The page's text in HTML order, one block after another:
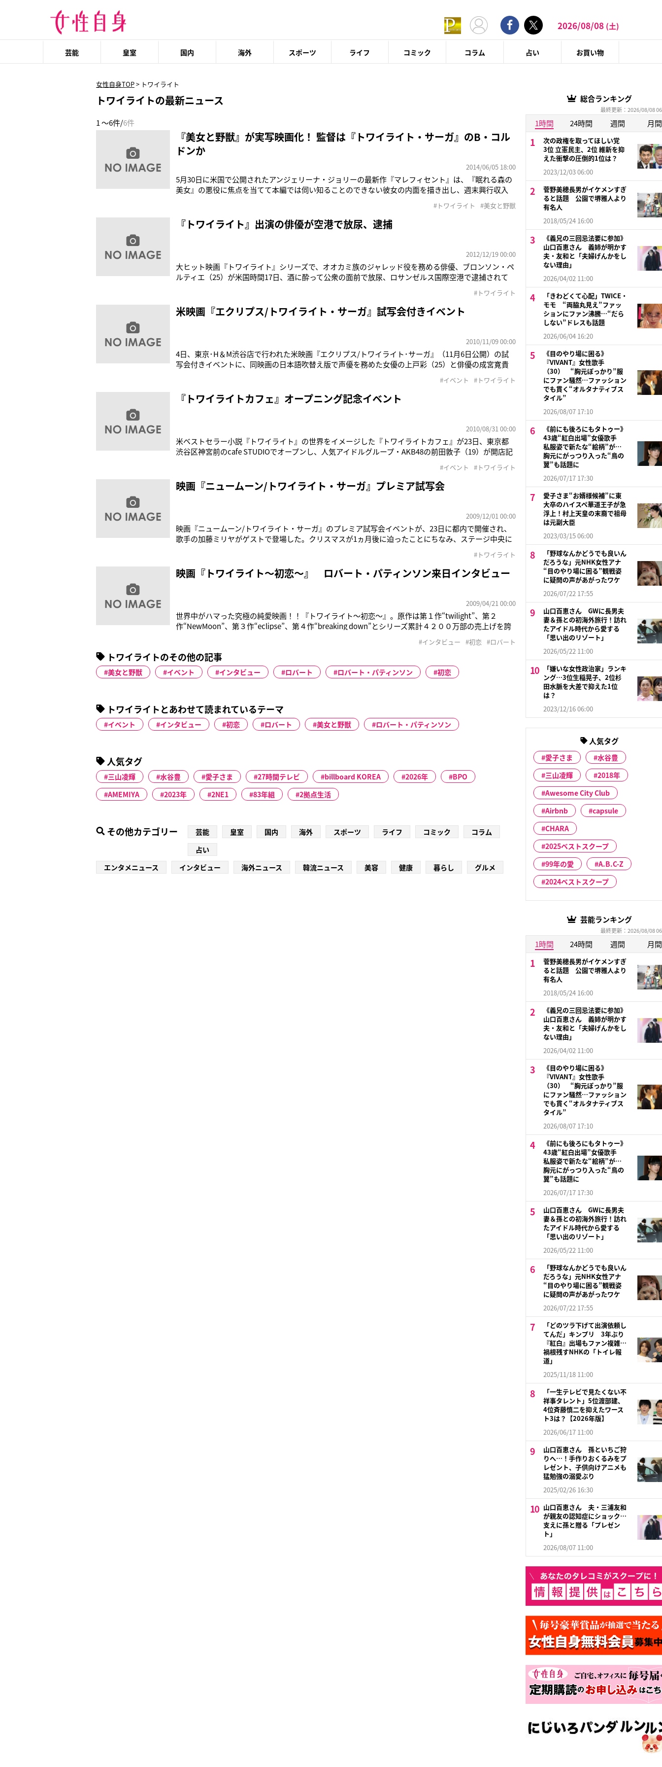
2026/08/08 (土)
芸能 皇室 国内 海外 スポーツ ライフ コミック コラム 占い お買い物
女性自身TOP> トワイライト
トワイライトの最新ニュース
1 ～6件/6件
『美女と野獣』が実写映画化！ 監督は『トワイライト・サーガ』のB・コル
ドンか
2014/06/05 18:00
5月30日に米国で公開されたアンジェリーナ・ジョリーの最新作『マレフィセント』は、『眠れる森の
美女』の悪役に焦点を当てて本編では伺い知ることのできない彼女の内面を描き出し、週末興行収入
ダーランド』や『オズ はじまりの戦い』など、ここ数年児童文学の名作を原作とした実写映画化が盛
んに行われている。2015年
#トワイライト #美女と野獣
『トワイライト』出演の俳優が空港で放尿、逮捕
2012/12/19 00:00
大ヒット映画『トワイライト』シリーズで、オオカミ族のジャレッド役を務める俳優、ブロンソン・ペ
ルティエ（25）が米国時間17日、酒に酔って公衆の面前で放尿、ロサンゼルス国際空港で逮捕されて
行動を起こしたとして警官が呼ばれ、強制的に飛行機から降ろされていた。その約2時間後、搭乗ゲー
ト付近でおしっこするペルティ
#トワイライト
米映画『エクリプス/トワイライト・サーガ』試写会付きイベント
2010/11/09 00:00
4日、東京･H＆M渋谷店で行われた米映画『エクリプス/トワイライト･サーガ』（11月6日公開）の試
写会付きイベントに、同映画の日本語吹替え版で声優を務めた女優の上戸彩（25）と俳優の成宮寛貴
アのエドワード（成宮）との禁断の愛、オオカミ男のジェイコブも加わった複雑な三角関係を描く愛
と闘いの物語。この日は、映
#イベント #トワイライト
『トワイライトカフェ』オープニング記念イベント
2010/08/31 00:00
米ベストセラー小説『トワイライト』の世界をイメージした『トワイライトカフェ』が23日、東京都
渋谷区神宮前のcafe STUDIOでオープンし、人気アイドルグループ・AKB48の前田敦子（19）が開店記
いた物語。前田自身もトワイライトの大ファンであるという。小説の表紙の写真や名場面のフレーズが
描かれた店内を見た
#イベント #トワイライト
映画『ニュームーン/トワイライト・サーガ』プレミア試写会
2009/12/01 00:00
映画『ニュームーン/トワイライト・サーガ』のプレミア試写会イベントが、23日に都内で開催され、
歌手の加藤ミリヤがゲストで登場した。クリスマスが1ヵ月後に迫ったことにちなみ、ステージ中央に
恋愛相談に答えるコーナーも設けられた。ステージに登壇した男性から、「気になる人がいます。でも
告白のタイミングがつかめなく
#トワイライト
映画『トワイライト～初恋～』 ロバート・パティンソン来日インタビュー
2009/04/21 00:00
世界中がハマった究極の純愛映画！！『トワイライト～初恋～』。原作は第１作“twilight”、第２
作“NewMoon”、第３作“eclipse”、第４作“breaking down”とシリーズ累計４２００万部の売上げを誇
品です。劇中で謎めいた美少年ヴァンパイア、エドワード・カレンを演じたのが、“２００８年ブレ
#インタビュー #初恋 #ロバート
トワイライトのその他の記事
美女と野獣 イベント インタビュー ロバート ロバート・パティンソン 初恋
トワイライトとあわせて読まれているテーマ
イベント インタビュー 初恋 ロバート 美女と野獣 ロバート・パティンソン
人気タグ
三山凌輝 水谷豊 愛子さま 27時間テレビ billboard KOREA 2026年
BPO
AMEMIYA
2023年 2NE1 83年組 2拠点生活
その他カテゴリー 芸能 皇室 国内 海外 スポーツ ライフ コミック
コラム
占い
エンタメニュース
インタビュー 海外ニュース 韓流ニュース 美容 健康 暮らし グルメ
総合ランキング
最終更新：2026/08/08
1時間 24時間 週間 月間
次の政権を取ってほしい党
3位 立憲民主、2位 維新を抑
えた衝撃の圧倒的1位は？
2023/12/03 06:00
菅野美穂長男がイケメンすぎ
ると話題 公園で堺雅人より
有名人
2018/05/24 16:00
《義兄の三回忌法要に参加》
山口百恵さん 義姉が明かす
夫・友和と「夫婦げんかをし
ない理由」
2026/04/02 11:00
「きわどくて心配」TWICE・
モモ “両脇丸見え”ファッ
ションにファン沸騰…“だら
しない”ドレスも話題
2026/06/04 16:20
《目のやり場に困る》
『VIVANT』女性歌手
（30） “胸元ぽっかり”服
にファン騒然…ファッション
でも貫く“オルタナティブス
タイル”
2026/08/07 17:10
《前にも後ろにもタトゥー》
43歳“紅白出場”女優歌手
私服姿で新たな“絵柄”が…
胸元にがっつり入った“鳥の
翼”も話題に
2026/07/17 17:30
愛子さま“お婿様候補”に東
大卒のハイスペ華道王子が急
浮上！村上天皇の末裔で祖母
は元副大臣
2023/03/15 06:00
「野球なんかどうでも良いん
だろうな」元NHK女性アナ
“目のやり場に困る”観戦姿
に疑問の声があがったワケ
2026/07/22 17:55
山口百恵さん GWに長男夫
妻＆孫との初海外旅行！訪れ
たアイドル時代から愛する
「思い出のリゾート」
2026/05/22 11:00
「嫌いな女性政治家」ランキ
ング…3位生稲晃子、2位杉
田水脈を大差で抑えた1位
は？
2023/12/16 06:00
人気タグ
愛子さま
水谷豊
三山凌輝
2018年
Awesome City Club
Airbnb
capsule
CHARA
2025ベストスクープ
99年の愛
A.B.C-Z
2024ベストスクープ
芸能ランキング
最終更新：2026/08/08
1時間 24時間 週間 月間
菅野美穂長男がイケメンすぎ
ると話題 公園で堺雅人より
有名人
2018/05/24 16:00
《義兄の三回忌法要に参加》
山口百恵さん 義姉が明かす
夫・友和と「夫婦げんかをし
ない理由」
2026/04/02 11:00
《目のやり場に困る》
『VIVANT』女性歌手
（30） “胸元ぽっかり”服
にファン騒然…ファッション
でも貫く“オルタナティブス
タイル”
2026/08/07 17:10
《前にも後ろにもタトゥー》
43歳“紅白出場”女優歌手
私服姿で新たな“絵柄”が…
胸元にがっつり入った“鳥の
翼”も話題に
2026/07/17 17:30
山口百恵さん GWに長男夫
妻＆孫との初海外旅行！訪れ
たアイドル時代から愛する
「思い出のリゾート」
2026/05/22 11:00
「野球なんかどうでも良いん
だろうな」元NHK女性アナ
“目のやり場に困る”観戦姿
に疑問の声があがったワケ
2026/07/22 17:55
「どのツラ下げて出演依頼し
てんだ」キンプリ 3年ぶり
『紅白』出場もファン複雑…
禍根残すNHKの「トイレ報
道」
2025/11/18 11:00
「一生テレビで見たくない不
祥事タレント」5位渡部建、
4位斉藤慎二を抑えたワース
ト3は？【2026年版】
2026/06/17 11:00
山口百恵さん 孫といちご狩
りへ…！手作りおくるみをプ
レゼント、子供向けアニメも
猛勉強の溺愛ぶり
2025/02/26 16:30
山口百恵さん 夫・三浦友和
が親友の認知症にショック…
支えに孫と贈る「プレゼン
ト」
2026/08/07 11:00